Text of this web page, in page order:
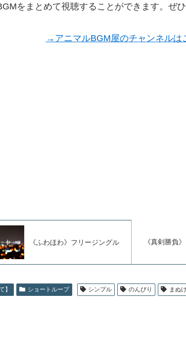
をまとめて視聴することができます。ぜ
→アニマルBGM屋のチャンネルは
《ふわほわ》フリージングル 《真剣勝負
】 ショートループ シンプル のんびり まぬけ